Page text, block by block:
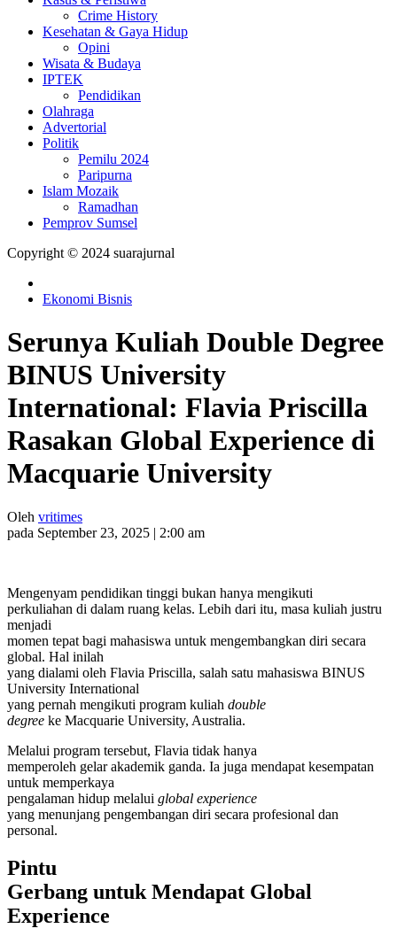
Crime History
Kesehatan & Gaya Hidup
Opini
Wisata & Budaya
IPTEK
Pendidikan
Olahraga
Advertorial
Politik
Pemilu 2024
Paripurna
Islam Mozaik
Ramadhan
Pemprov Sumsel
Copyright © 2024 suarajurnal
Ekonomi Bisnis
Serunya Kuliah Double Degree
BINUS University
International: Flavia Priscilla
Rasakan Global Experience di
Macquarie University
Oleh vritimes
pada September 23, 2025 | 2:00 am
Mengenyam pendidikan tinggi bukan hanya mengikuti
perkuliahan di dalam ruang kelas. Lebih dari itu, masa kuliah justru
menjadi
momen tepat bagi mahasiswa untuk mengembangkan diri secara
global. Hal inilah
yang dialami oleh Flavia Priscilla, salah satu mahasiswa BINUS
University International
yang pernah mengikuti program kuliah double
degree ke Macquarie University, Australia.
Melalui program tersebut, Flavia tidak hanya
memperoleh gelar akademik ganda. Ia juga mendapat kesempatan
untuk memperkaya
pengalaman hidup melalui global experience
yang menunjang pengembangan diri secara profesional dan
personal.
Pintu
Gerbang untuk Mendapat Global
Experience